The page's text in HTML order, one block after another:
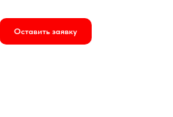
Оставить заявку